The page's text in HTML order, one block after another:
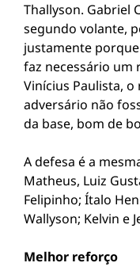
Thallyson. Gabriel
segundo volante,
justamente
faz necessário um
Vinícius Paulista,
adversário não
da base, bom de
A defesa é a
Matheus, Luiz
Felipinho; Ítalo
Wallyson; Kelvin e
Melhor reforço